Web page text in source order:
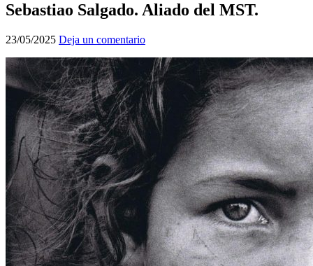
Sebastiao Salgado. Aliado del MST.
23/05/2025 Deja un comentario